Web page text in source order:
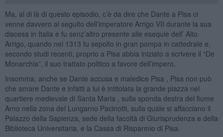
Ma, al di là di questo episodio, c’è da dire che Dante a Pisa ci
venne davvero al seguito dell’imperatore Arrigo VII durante la sua
discesa in Italia e fu senz’altro presente alle esequie dell’ Alto
Arrigo, quando nel 1313 fu sepolto in gran pompa in cattedrale e,
secondo studi recenti, proprio a Pisa abbia iniziato a scrivere il “De
Monarchia”, il suo trattato politico a favore dell’impero.
Insomma, anche se Dante accusa e maledice Pisa , Pisa non può
che amare Dante e infatti a lui è intitolata la grande piazza nel
quartiere medievale di Santa Maria , sulla sponda destra del fiume
Arno nella zona del Lungarno Pacinotti, sulla quale si affacciano il
Palazzo della Sapienza, sede della facoltà di Giurisprudenza e della
Biblioteca Universitaria, e la Cassa di Risparmio di Pisa.